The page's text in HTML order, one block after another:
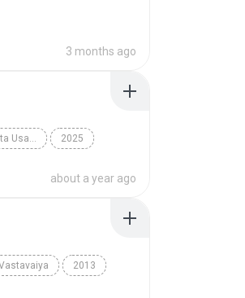
3 months ago
Top Chart Indonesia - Kita Usahakan Lagi 2025
about a year ago
2013